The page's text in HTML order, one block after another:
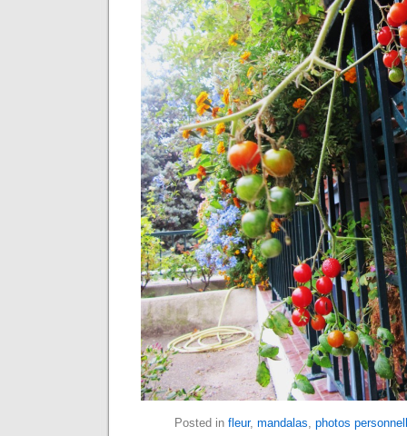
Posted in fleur, mandalas, photos